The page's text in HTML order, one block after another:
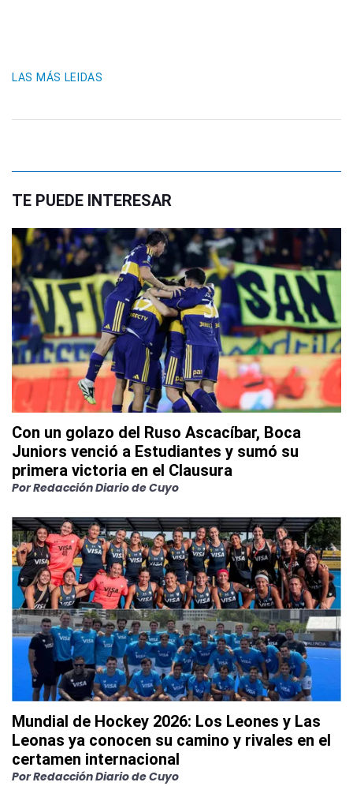
LAS MÁS LEIDAS
TE PUEDE INTERESAR
Con un golazo del Ruso Ascacíbar, Boca
Juniors venció a Estudiantes y sumó su
primera victoria en el Clausura
PorRedacción Diario de Cuyo
Mundial de Hockey 2026: Los Leones y Las
Leonas ya conocen su camino y rivales en el
certamen internacional
PorRedacción Diario de Cuyo